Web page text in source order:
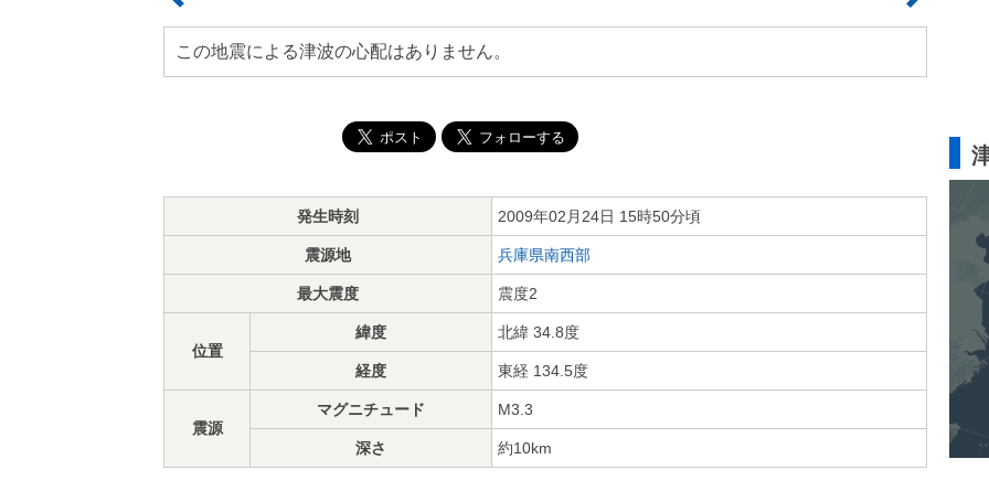
この地震による津波の心配はありません。
発生時刻 2009年02月24日 15時50分頃
震源地 兵庫県南西部
最大震度 震度2
位置
緯度 北緯 34.8度
経度 東経 134.5度
震源
マグニチュード M3.3
深さ 約10km